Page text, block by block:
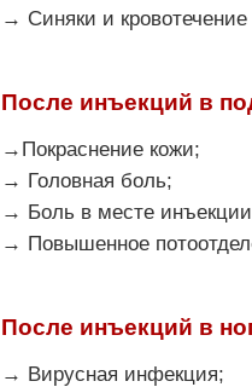
→ Синяки и
После инъекций в
→Покраснение кожи;
→ Головная боль;
→ Боль в месте
→ Повышенное
После инъекций в
→ Вирусная инфекция;